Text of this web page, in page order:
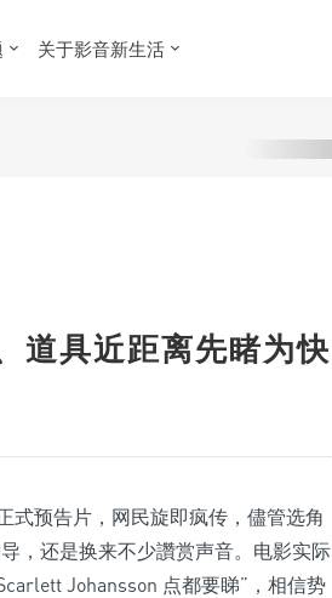
关于影音新生活
道具近距离先睹为快
式预告片，网民旋即疯传，儘管选角
，还是换来不少讚赏声音。电影实际
Johansson 点都要睇”，相信势